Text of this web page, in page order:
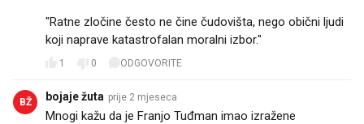
"Ratne zločine često ne čine čudovišta, nego obični ljudi
koji naprave katastrofalan moralni izbor."
1 0 ODGOVORITE
BŽ bojaje žuta prije 2 mjeseca
Mnogi kažu da je Franjo Tuđman imao izražene